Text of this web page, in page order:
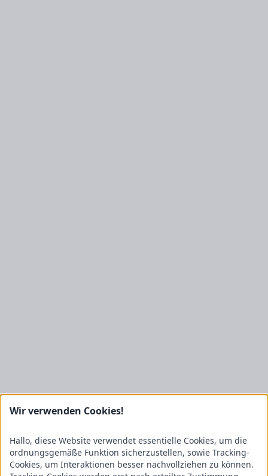
Wir verwenden Cookies!
Hallo, diese Website verwendet essentielle Cookies, um die
ordnungsgemäße Funktion sicherzustellen, sowie Tracking-
Cookies, um Interaktionen besser nachvollziehen zu können.